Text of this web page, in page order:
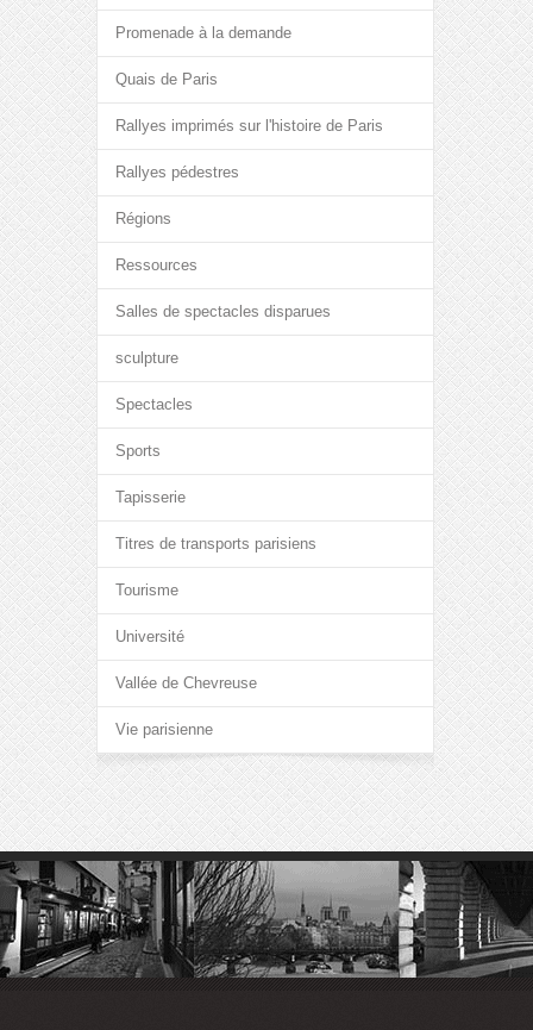
Promenade à la demande
Quais de Paris
Rallyes imprimés sur l'histoire de Paris
Rallyes pédestres
Régions
Ressources
Salles de spectacles disparues
sculpture
Spectacles
Sports
Tapisserie
Titres de transports parisiens
Tourisme
Université
Vallée de Chevreuse
Vie parisienne